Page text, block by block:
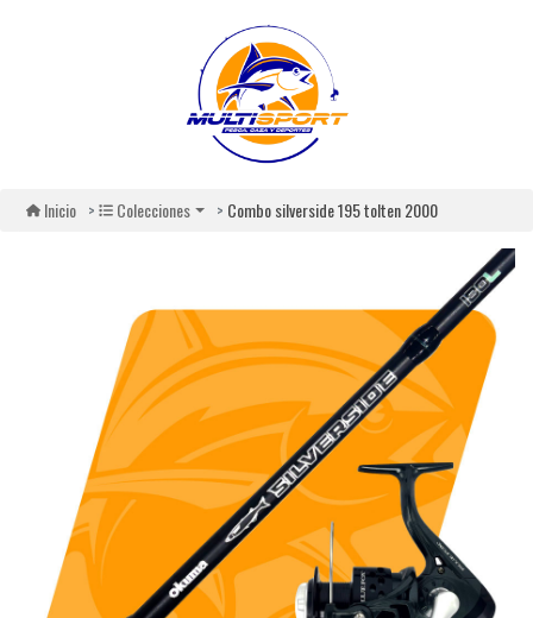
Inicio Colecciones Combo silverside 195 tolten 2000